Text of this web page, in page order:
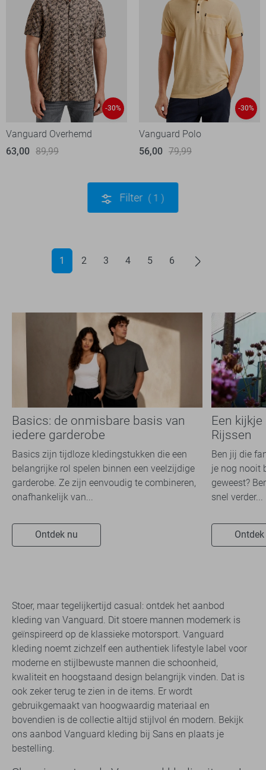
-30%
Vanguard Overhemd
63,00 89,99
-30%
Vanguard Polo
56,00 79,99
Filter 1
1 2 3 4 5 6
Basics: de onmisbare basis van
iedere garderobe
Basics zijn tijdloze kledingstukken die een
belangrijke rol spelen binnen een veelzijdige
garderobe. Ze zijn eenvoudig te combineren,
onafhankelijk van...
Ontdek nu
Een
Rijssen
Ben jij die
je nog nooit
geweest?
snel verder...
Stoer, maar tegelijkertijd casual: ontdek het aanbod
kleding van Vanguard. Dit stoere mannen modemerk is
geïnspireerd op de klassieke motorsport. Vanguard
kleding noemt zichzelf een authentiek lifestyle label voor
moderne en stijlbewuste mannen die schoonheid,
kwaliteit en hoogstaand design belangrijk vinden. Dat is
ook zeker terug te zien in de items. Er wordt
gebruikgemaakt van hoogwaardig materiaal en
bovendien is de collectie altijd stijlvol én modern. Bekijk
ons aanbod Vanguard kleding bij Sans en plaats je
bestelling.